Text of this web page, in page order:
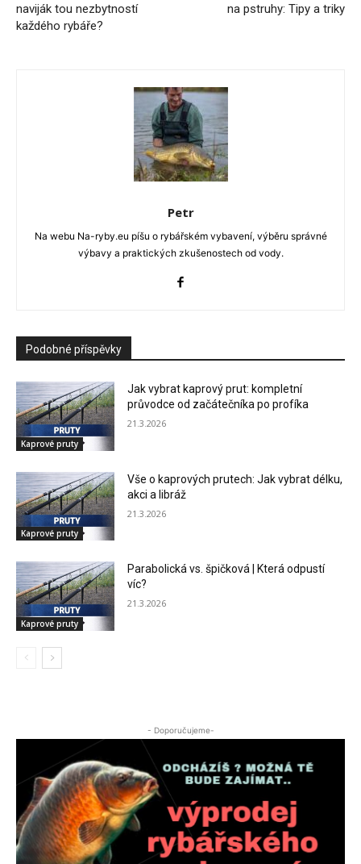
naviják tou nezbytností
každého rybáře?
na pstruhy: Tipy a triky
Petr
Na webu Na-ryby.eu píšu o rybářském vybavení, výběru správné
výbavy a praktických zkušenostech od vody.
Podobné příspěvky
Kaprové pruty
Jak vybrat kaprový prut: kompletní
průvodce od začátečníka po profíka
21.3.2026
Kaprové pruty
Vše o kaprových prutech: Jak vybrat délku,
akci a libráž
21.3.2026
Kaprové pruty
Parabolická vs. špičková | Která odpustí
víc?
21.3.2026
- Doporučujeme-